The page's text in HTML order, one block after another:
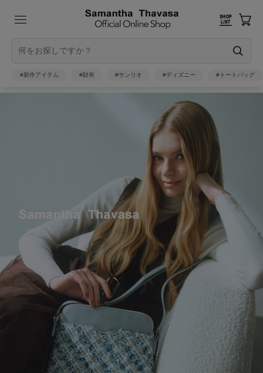
#新作アイテム #財布 #サンリオ #ディズニー #トートバッグ